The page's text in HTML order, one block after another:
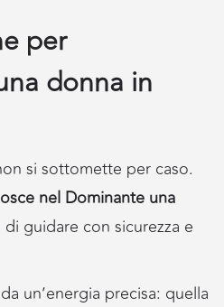
per
donna in
si sottomette per caso.
nel Dominante una
di guidare con sicurezza e
un’energia precisa: quella